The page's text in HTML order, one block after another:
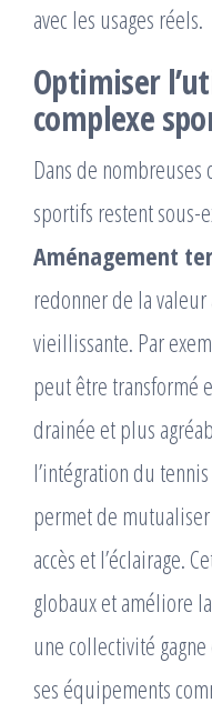
avec les usages réels.
Optimiser
complexe
Dans de nombreuses
sportifs restent sous-
Aménagement
redonner de la
vieillissante. Par
peut être transformé
drainée et plus
l’intégration du
permet de
accès et l’éclairage.
globaux et améliore
une collectivité
ses équipements